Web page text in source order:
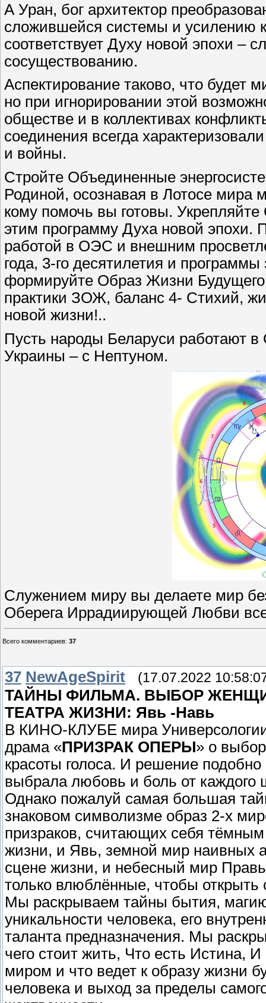
А Уран, бог архитектор
сложившейся системы и усилению
соответствует Духу новой эпохи –
сосуществованию.
Аспектирование таково, что будет
но при игнорировании этой
обществе и в коллективах
соединения всегда
и войны.
Стройте Объединенные
Родиной, осознавая в Лотосе мира
кому помочь вы готовы.
этим программу Духа новой эпохи.
работой в ОЭС и внешним
года, 3-го десятилетия и
формируйте Образ Жизни
практики ЗОЖ, баланс 4- Стихий,
новой жизни!..
Пусть народы Беларуси работают
Украины – с Нептуном.
Служением миру вы делаете мир
Оберега Иррадиирующей Любви
Всего комментариев: 37
37 NewAgeSpirit (17.07.2022
ТАЙНЫ ФИЛЬМА. ВЫБОР
ТЕАТРА ЖИЗНИ: Явь -Навь
В КИНО-КЛУБЕ мира
драма «ПРИЗРАК ОПЕРЫ» о
красоты голоса. И решение
выбрала любовь и боль от каждого
Однако пожалуй самая большая
знаковом символизме образ 2-х
призраков, считающих себя
жизни, и Явь, земной мир наивных
сцене жизни, и небесный мир
только влюблённые, чтобы открыть
Мы раскрываем тайны бытия,
уникальности человека, его
таланта предназначения. Мы
чего стоит жить, Что есть Истина,
миром и что ведет к образу жизни
человека и выход за пределы